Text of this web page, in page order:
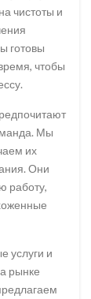
чистоты и
готовы
чтобы
Мы
их
Они
работу,
услуги и
рынке